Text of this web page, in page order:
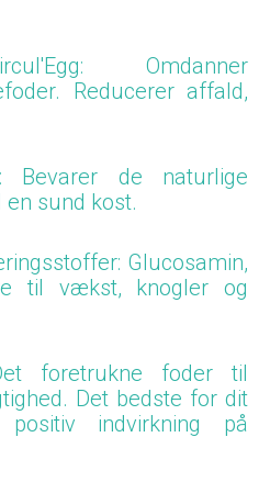
: Omdanner
Reducerer affald,
Bevarer de naturlige
sund kost.
: Glucosamin,
til vækst, knogler og
foretrukne foder til
Det bedste for dit
indvirkning på